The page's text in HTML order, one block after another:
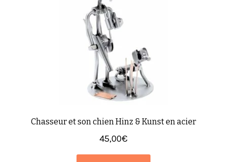
Chasseur et son chien Hinz & Kunst en acier
45,00€